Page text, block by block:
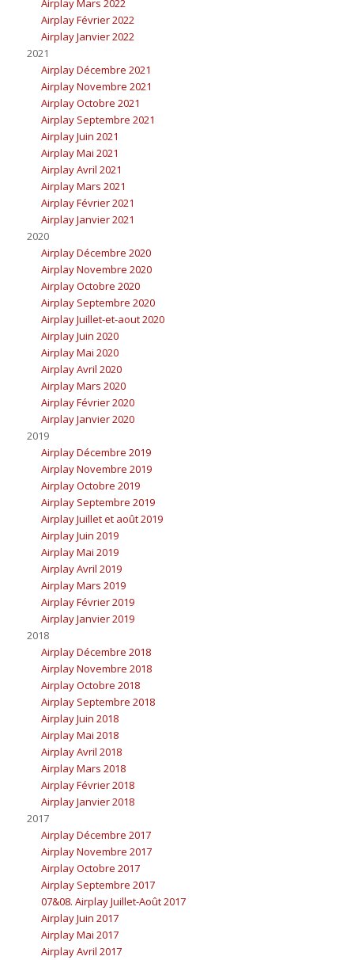
Airplay Mars 2022
Airplay Février 2022
Airplay Janvier 2022
2021
Airplay Décembre 2021
Airplay Novembre 2021
Airplay Octobre 2021
Airplay Septembre 2021
Airplay Juin 2021
Airplay Mai 2021
Airplay Avril 2021
Airplay Mars 2021
Airplay Février 2021
Airplay Janvier 2021
2020
Airplay Décembre 2020
Airplay Novembre 2020
Airplay Octobre 2020
Airplay Septembre 2020
Airplay Juillet-et-aout 2020
Airplay Juin 2020
Airplay Mai 2020
Airplay Avril 2020
Airplay Mars 2020
Airplay Février 2020
Airplay Janvier 2020
2019
Airplay Décembre 2019
Airplay Novembre 2019
Airplay Octobre 2019
Airplay Septembre 2019
Airplay Juillet et août 2019
Airplay Juin 2019
Airplay Mai 2019
Airplay Avril 2019
Airplay Mars 2019
Airplay Février 2019
Airplay Janvier 2019
2018
Airplay Décembre 2018
Airplay Novembre 2018
Airplay Octobre 2018
Airplay Septembre 2018
Airplay Juin 2018
Airplay Mai 2018
Airplay Avril 2018
Airplay Mars 2018
Airplay Février 2018
Airplay Janvier 2018
2017
Airplay Décembre 2017
Airplay Novembre 2017
Airplay Octobre 2017
Airplay Septembre 2017
07&08. Airplay Juillet-Août 2017
Airplay Juin 2017
Airplay Mai 2017
Airplay Avril 2017